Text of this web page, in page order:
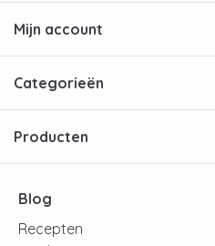
Mijn account
Categorieën
Producten
Blog
Recepten